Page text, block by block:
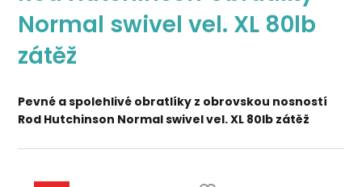
Normal swivel vel. XL 80lb
zátěž
Pevné a spolehlivé obratlíky z obrovskou nosností
Rod Hutchinson Normal swivel vel. XL 80lb zátěž